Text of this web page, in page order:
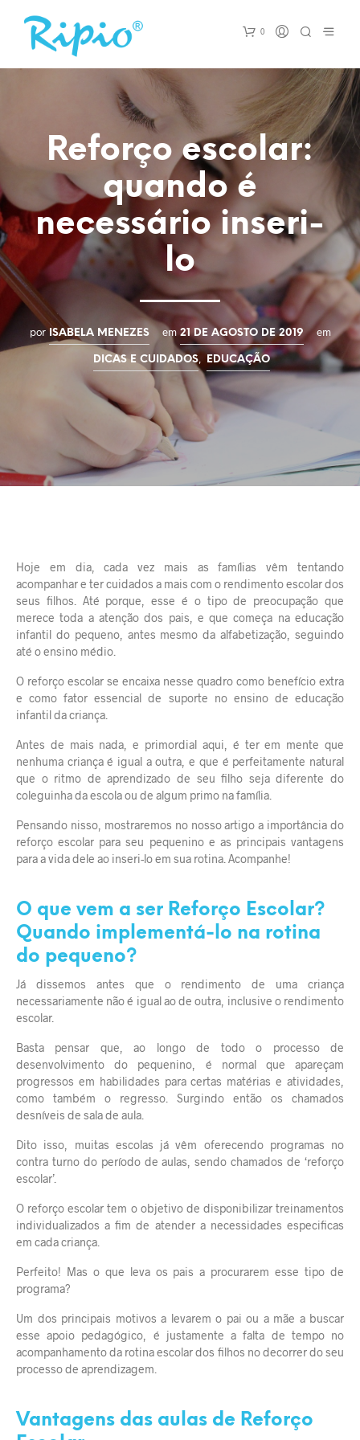
0
Reforço escolar:
quando é
necessário inseri-
lo
por ISABELA MENEZES em 21 DE AGOSTO DE 2019 em
DICAS E CUIDADOS EDUCAÇÃO
Hoje em dia, cada vez mais as famílias vêm tentando
acompanhar e ter cuidados a mais com o rendimento escolar dos
seus filhos. Até porque, esse é o tipo de preocupação que
merece toda a atenção dos pais, e que começa na educação
infantil do pequeno, antes mesmo da alfabetização, seguindo
até o ensino médio.
O reforço escolar se encaixa nesse quadro como benefício extra
e como fator essencial de suporte no ensino de educação
infantil da criança.
Antes de mais nada, e primordial aqui, é ter em mente que
nenhuma criança é igual a outra, e que é perfeitamente natural
que o ritmo de aprendizado de seu filho seja diferente do
coleguinha da escola ou de algum primo na família.
Pensando nisso, mostraremos no nosso artigo a importância do
reforço escolar para seu pequenino e as principais vantagens
para a vida dele ao inseri-lo em sua rotina. Acompanhe!
O que vem a ser Reforço Escolar?
Quando implementá-lo na rotina
do pequeno?
Já dissemos antes que o rendimento de uma criança
necessariamente não é igual ao de outra, inclusive o rendimento
escolar.
Basta pensar que, ao longo de todo o processo de
desenvolvimento do pequenino, é normal que apareçam
progressos em habilidades para certas matérias e atividades,
como também o regresso. Surgindo então os chamados
desníveis de sala de aula.
Dito isso, muitas escolas já vêm oferecendo programas no
contra turno do período de aulas, sendo chamados de ‘reforço
escolar’.
O reforço escolar tem o objetivo de disponibilizar treinamentos
individualizados a fim de atender a necessidades especificas
em cada criança.
Perfeito! Mas o que leva os pais a procurarem esse tipo de
programa?
Um dos principais motivos a levarem o pai ou a mãe a buscar
esse apoio pedagógico, é justamente a falta de tempo no
acompanhamento da rotina escolar dos filhos no decorrer do seu
processo de aprendizagem.
Vantagens das aulas de Reforço